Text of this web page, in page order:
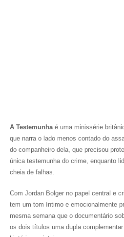
A Testemunhaé uma minissérie
que narra o lado menos contado do
do companheiro dela, que precisou
única testemunha do crime, enquanto
cheia de falhas.
Com Jordan Bolger no papel central e
tem um tom íntimo e emocionalmente
mesma semana que o documentário
os dois títulos uma dupla